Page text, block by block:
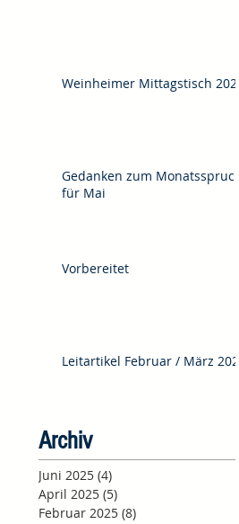
Weinheimer Mittagstisch 2025
Gedanken zum Monatsspruch
für Mai
Vorbereitet
Leitartikel Februar / März 2025
Archiv
Juni 2025 (4)
April 2025 (5)
Februar 2025 (8)